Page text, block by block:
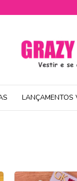
LANÇAMENTOS